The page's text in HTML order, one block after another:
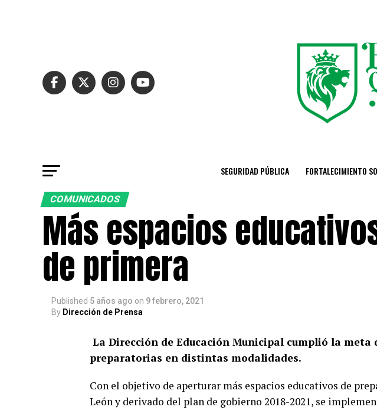
SEGURIDAD PÚBLICA FORTALECIMIENTO
COMUNICADOS
Más espacios
de primera
Published 5 años ago on 9 febrero, 2021
By Dirección de Prensa
La Dirección de Educación Municipal cumplió la meta
preparatorias en distintas modalidades.
Con el objetivo de aperturar más espacios educativos de
León y derivado del plan de gobierno 2018-2021, se